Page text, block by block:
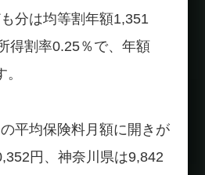
分は均等割年額1,351
得割率0.25％で、年額
平均保険料月額に開きが
円、神奈川県は9,842